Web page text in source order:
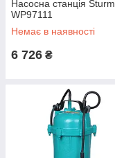
Насосна станція Sturm
WP97111
Немає в наявності
6 726 ₴